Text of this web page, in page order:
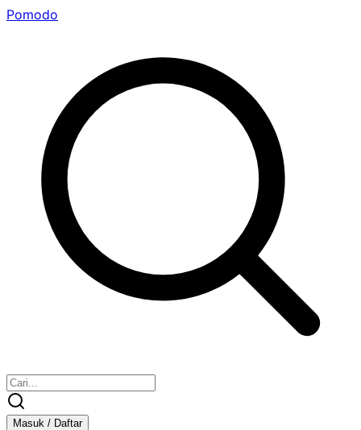
Pomodo
Masuk / Daftar